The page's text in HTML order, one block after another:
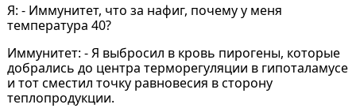
Я: - Иммунитет, что за нафиг, почему у меня
температура 40?
Иммунитет: - Я выбросил в кровь пирогены, которые
добрались до центра терморегуляции в гипоталамусе
и тот сместил точку равновесия в сторону
теплопродукции.